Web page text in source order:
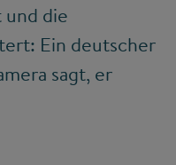
und die
Ein deutscher
sagt, er